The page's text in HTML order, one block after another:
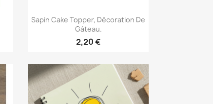
Aperçu rapide
Sapin Cake Topper, Décoration De
Gâteau.
2,20 €